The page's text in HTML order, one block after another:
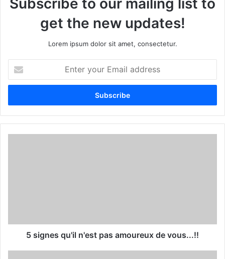
Subscribe to our mailing list to
get the new updates!
Lorem ipsum dolor sit amet, consectetur.
t
r
y
5 signes qu'il n'est pas amoureux de vous...!!